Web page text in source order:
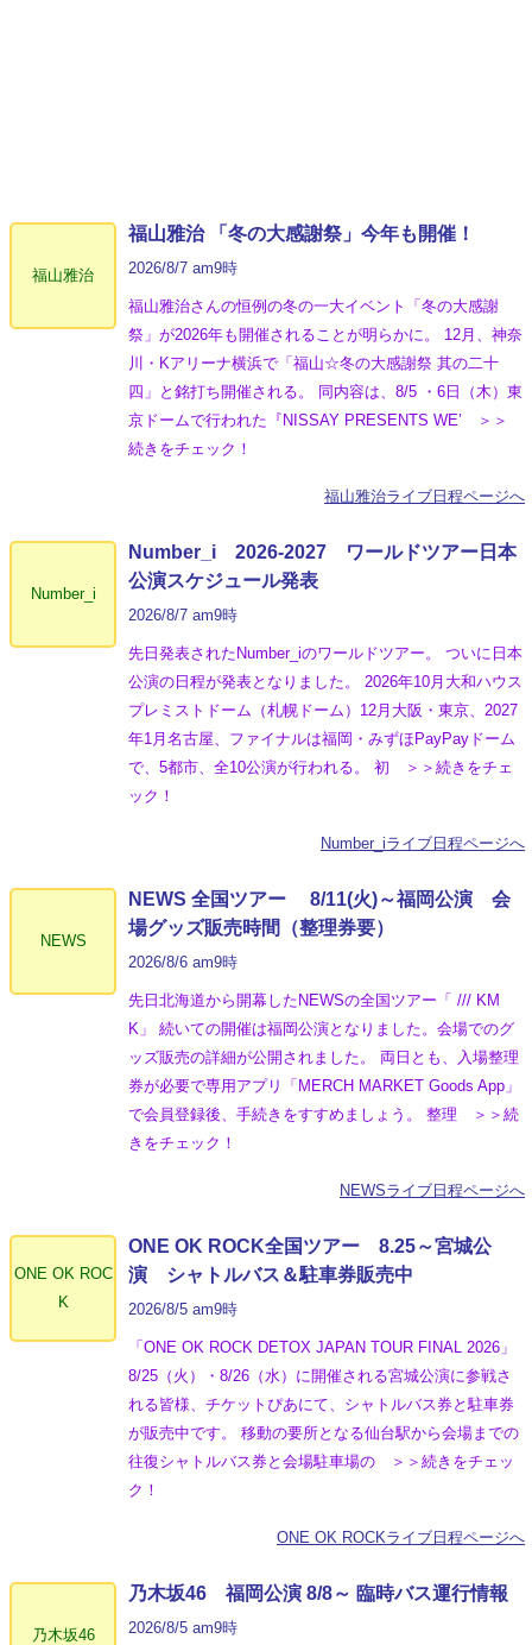
福山雅治
福山雅治 「冬の⼤感謝祭」今年も開催！
2026/8/7 am9時
福山雅治さんの恒例の冬の一大イベント「冬の⼤感謝
祭」が2026年も開催されることが明らかに。 12月、神奈
川・Kアリーナ横浜で「福山☆冬の大感謝祭 其の二十
四」と銘打ち開催される。 同内容は、8/5 ・6日（木）東
京ドームで行われた『NISSAY PRESENTS WE’ ＞＞
続きをチェック！
福山雅治ライブ日程ページへ
Number_i
Number_i 2026‐2027 ワールドツアー日本
公演スケジュール発表
2026/8/7 am9時
先日発表されたNumber_iのワールドツアー。 ついに日本
公演の日程が発表となりました。 2026年10月大和ハウス
プレミストドーム（札幌ドーム）12月大阪・東京、2027
年1月名古屋、ファイナルは福岡・みずほPayPayドーム
で、5都市、全10公演が行われる。 初 ＞＞続きをチェ
ック！
Number_iライブ日程ページへ
NEWS
NEWS 全国ツアー 8/11(火)～福岡公演 会
場グッズ販売時間（整理券要）
2026/8/6 am9時
先日北海道から開幕したNEWSの全国ツアー「 /// KM
K」 続いての開催は福岡公演となりました。会場でのグ
ッズ販売の詳細が公開されました。 両日とも、入場整理
券が必要で専用アプリ「MERCH MARKET Goods App」
で会員登録後、手続きをすすめましょう。 整理 ＞＞続
きをチェック！
NEWSライブ日程ページへ
ONE OK ROC
K
ONE OK ROCK全国ツアー 8.25～宮城公
演 シャトルバス＆駐車券販売中
2026/8/5 am9時
「ONE OK ROCK DETOX JAPAN TOUR FINAL 2026」
8/25（火）・8/26（水）に開催される宮城公演に参戦さ
れる皆様、チケットぴあにて、シャトルバス券と駐車券
が販売中です。 移動の要所となる仙台駅から会場までの
往復シャトルバス券と会場駐車場の ＞＞続きをチェッ
ク！
ONE OK ROCKライブ日程ページへ
乃木坂46
乃木坂46 福岡公演 8/8～ 臨時バス運行情報
2026/8/5 am9時